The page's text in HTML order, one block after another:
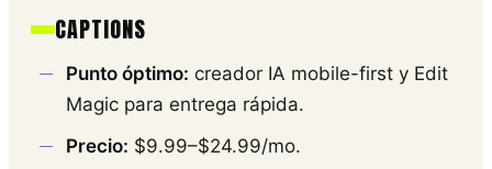
CAPTIONS
Punto óptimo: creador IA mobile-first y Edit
Magic para entrega rápida.
Precio: $9.99–$24.99/mo.